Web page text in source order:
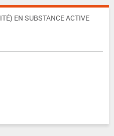
EN SUBSTANCE ACTIVE